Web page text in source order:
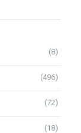
(8)
(496)
(72)
(18)